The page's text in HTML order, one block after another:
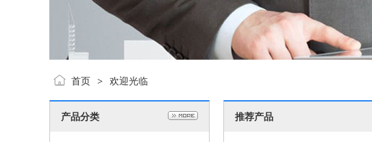
首页 > 欢迎光临
产品分类 推荐产品